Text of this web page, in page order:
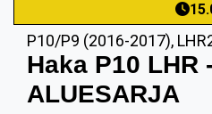
P10/P9 (2016-2017),
Haka P10 LHR
ALUESARJA